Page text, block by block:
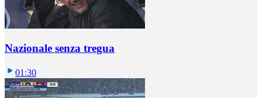
Nazionale senza tregua
01:30